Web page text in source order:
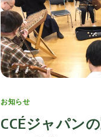
Categories
お知らせ
CCÉジャパン